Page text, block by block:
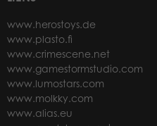
www.herostoys.de
www.plasto.fi
www.crimescene.net
www.gamestormstudio.com
www.lumostars.com
www.molkky.com
www.alias.eu